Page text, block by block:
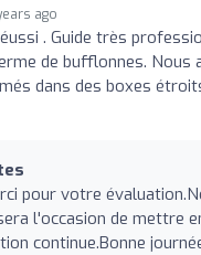
ago
. Guide très
de bufflonnes.
dans des boxes
pour votre
l'occasion de mettre
continue.Bonne